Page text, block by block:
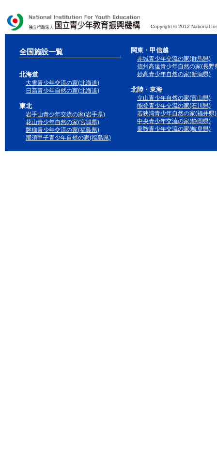
Copyright © 2012 National
全国施設一覧
北海道
大雪青少年交流の家(北海道)
日高青少年自然の家(北海道)
東北
岩手山青少年交流の家(岩手県)
花山青少年自然の家(宮城県)
磐梯青少年交流の家(福島県)
那須甲子青少年自然の家(福島県)
関東・甲信越
赤城青少年交流の家(群馬県)
信州高遠青少年自然の家(長野
妙高青少年自然の家(新潟県)
北陸・東海
立山青少年自然の家(富山県)
能登青少年交流の家(石川県)
若狭湾青少年自然の家(福井県)
中央青少年交流の家(静岡県)
乗鞍青少年交流の家(岐阜県)